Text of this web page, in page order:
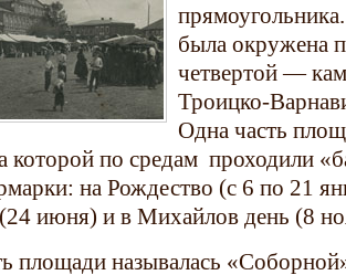
была окружена
четвертой —
Троицко-
Одна часть
которой по средам проходили
на Рождество (с 6 по 21
июня) и в Михайлов день (8
площади называлась